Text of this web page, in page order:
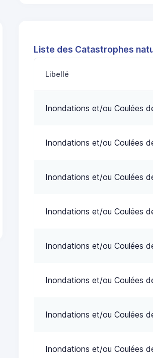
Liste des Catastrophes
Libellé
Inondations et/ou Coulées
Inondations et/ou Coulées
Inondations et/ou Coulées
Inondations et/ou Coulées
Inondations et/ou Coulées
Inondations et/ou Coulées
Inondations et/ou Coulées
Inondations et/ou Coulées